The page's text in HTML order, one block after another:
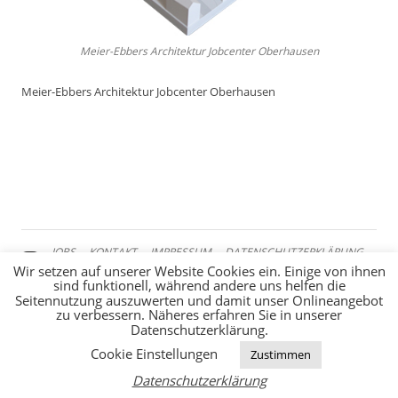
Meier-Ebbers Architektur Jobcenter Oberhausen
Meier-Ebbers Architektur Jobcenter Oberhausen
JOBS KONTAKT IMPRESSUM DATENSCHUTZERKLÄRUNG
Wir setzen auf unserer Website Cookies ein. Einige von ihnen
sind funktionell, während andere uns helfen die
Seitennutzung auszuwerten und damit unser Onlineangebot
zu verbessern. Näheres erfahren Sie in unserer
Datenschutzerklärung.
Cookie Einstellungen
Zustimmen
Datenschutzerklärung